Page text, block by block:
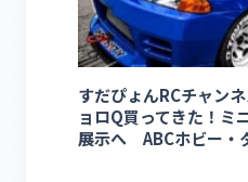
すだぴょんRCチャン
ョロQ買ってきた！ミ
展示へ ABCホビー・